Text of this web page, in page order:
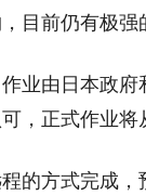
目前仍有极强
由日本政府
，正式作业将
方式完成，